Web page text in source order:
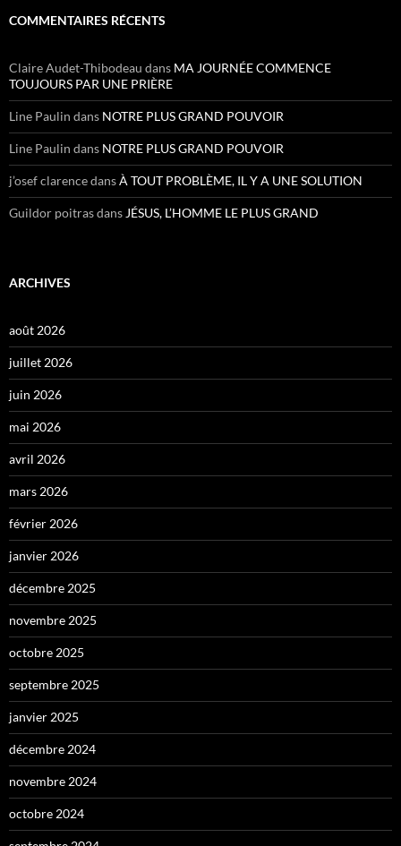
COMMENTAIRES RÉCENTS
Claire Audet-Thibodeau dans MA JOURNÉE COMMENCE
TOUJOURS PAR UNE PRIÈRE
Line Paulin dans NOTRE PLUS GRAND POUVOIR
Line Paulin dans NOTRE PLUS GRAND POUVOIR
j’osef clarencedansÀ TOUT PROBLÈME, IL Y A UNE SOLUTION
Guildor poitrasdans JÉSUS, L’HOMME LE PLUS GRAND
ARCHIVES
août 2026
juillet 2026
juin 2026
mai 2026
avril 2026
mars 2026
février 2026
janvier 2026
décembre 2025
novembre 2025
octobre 2025
septembre 2025
janvier 2025
décembre 2024
novembre 2024
octobre 2024